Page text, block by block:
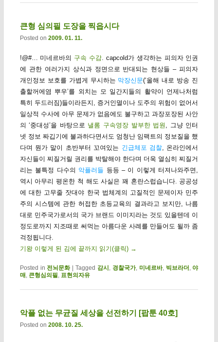
큰형 심의필 도장을 찍읍시다
Posted on 2009. 01. 11.
!@#… 미네르바의 구속 수감. capcold가 생각하는 피의자 인권
에 관한 여러가지 상식과 정면으로 반대되는 현상들 – 피의자
개인정보 보호를 가볍게 무시하는 막장신문(‘올해 내로 방송 진
출할꺼에염 뿌우’를 외치는 모 일간지들의 활약이 언제나처럼
특히 두드러짐)들이라든지, 증거인멸이나 도주의 위험이 없어서
일상적 수사에 아무 문제가 없음에도 불구하고 과장포장된 사안
의 ‘중대성’을 바탕으로 낼롬 구속영장 발부한 법원 , 그냥 인터
넷 정보 짜깁기에 불과하다면서도 엄청난 임팩트의 정보질을 했
다며 뭔가 말이 초반부터 꼬여있는 긴급체포 검찰, 온라인에서
자신들이 찌질거릴 권리를 박탈해야 한다며 더욱 열심히 찌질거
리는 불특정 다수의 악플러들 등등 – 이 이렇게 터져나와주면,
역시 아무리 평온한 척 해도 사실은 꽤 혼란스럽습니다. 공공성
에 대한 고무줄 잣대야 한국 법체계의 고질적인 문제이자 민주
주의 시스템에 관한 허접한 초등교육의 결과라고 보지만, 나름
대로 민주국가로서의 국가 브랜드 이미지라는 것도 있을텐데 이
정도로까지 지조때로 써먹는 아름다운 사례를 만들어도 될까 좀
걱정됩니다.
기왕 이렇게 된 김에 끝까지 읽기(클릭) →
Posted in 전뇌문화 |Tagged 감시 , 경찰국가, 미네르바, 빅브라더 , 야
매 , 큰형심의필 , 표현의자유
악플 없는 무균질 세상을 선전하기 [팝툰 40호]
Posted on 2008. 10. 25.